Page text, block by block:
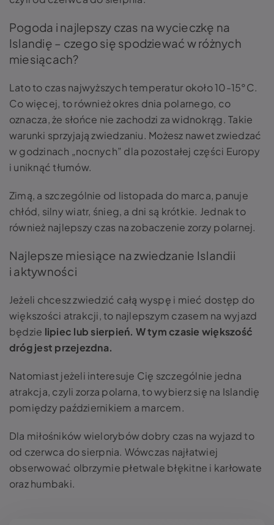
Pogoda i najlepszy czas na wycieczkę na
Islandię – czego się spodziewać w różnych
miesiącach?
Lato to czas najwyższych temperatur około 10-15°C.
Co więcej, to również okres dnia polarnego, co
oznacza, że słońce nie zachodzi za widnokrąg. Takie
warunki sprzyjają zwiedzaniu. Możesz nawet zwiedzać
w godzinach „nocnych” dla pozostałej części Europy
i uniknąć tłumów.
Zimą, a szczególnie od listopada do marca, panuje
chłód, silny wiatr, śnieg, a dni są krótkie. Jednak to
również najlepszy czas na zobaczenie zorzy polarnej.
Najlepsze miesiące na zwiedzanie Islandii
i aktywności
Jeżeli chcesz zwiedzić całą wyspę i mieć dostęp do
większości atrakcji, to najlepszym czasem na wyjazd
będzie lipiec lub sierpień. W tym czasie większość
dróg jest przejezdna.
Natomiast jeżeli interesuje Cię szczególnie jedna
atrakcja, czyli zorza polarna, to wybierz się na Islandię
pomiędzy październikiem a marcem.
Dla miłośników wielorybów dobry czas na wyjazd to
od czerwca do sierpnia. Wówczas najłatwiej
obserwować olbrzymie płetwale błękitne i karłowate
oraz humbaki.